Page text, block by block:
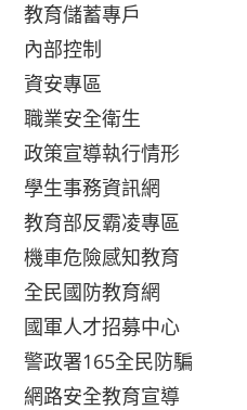
教育儲蓄專戶
內部控制
資安專區
職業安全衛生
政策宣導執行情形
學生事務資訊網
教育部反霸凌專區
機車危險感知教育
全民國防教育網
國軍人才招募中心
警政署165全民防騙
網路安全教育宣導